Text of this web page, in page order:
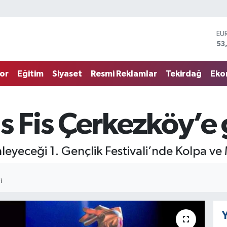
Eğitim Siyaset Resmi Reklamlar Tekirdağ
Fis
1. Gençlik Festivali’nde Kolpa ve